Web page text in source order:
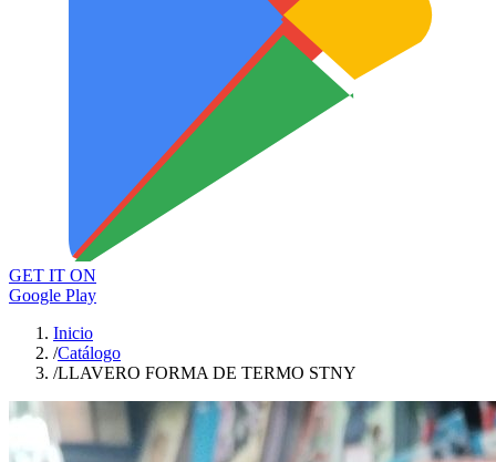
GET IT ON
Google Play
Inicio
/Catálogo
/LLAVERO FORMA DE TERMO STNY